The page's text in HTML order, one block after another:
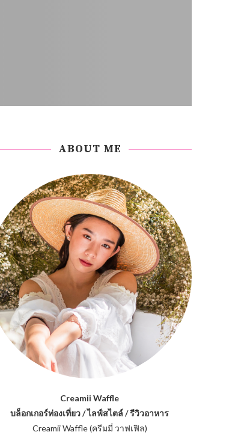
ABOUT ME
Creamii Waffle
บล็อกเกอร์ท่องเที่ยว / ไลฟ์สไตล์ / รีวิวอาหาร
Creamii Waffle (ครีมมี่ วาฟเฟิล)